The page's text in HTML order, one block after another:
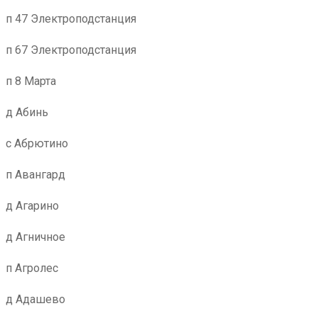
п 47 Электроподстанция
п 67 Электроподстанция
п 8 Марта
д Абинь
с Абрютино
п Авангард
д Агарино
д Агничное
п Агролес
д Адашево